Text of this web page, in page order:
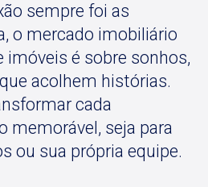
sempre foi as
o mercado imobiliário
imóveis é sobre sonhos,
acolhem histórias.
cada
memorável, seja para
ou sua própria equipe.